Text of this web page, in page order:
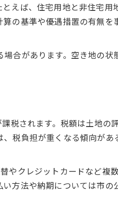
の現状を解説
産税と評価証明書
と支払い方法
えるケースまとめ
税負担が急増
ルと課税強化
政対応を解説
地管理の要
えば、住宅用地と非住宅
の基準や優遇措置の有無
合があります。空き地の状
税されます。税額は土地の
税負担が重くなる傾向が
やクレジットカードなど複
方法や納期については市